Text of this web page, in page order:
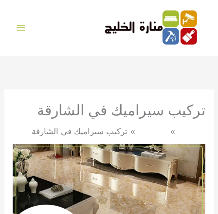
المحتوى
تركيب سيراميك في الشارقة
تركيب سيراميك في الشارقة